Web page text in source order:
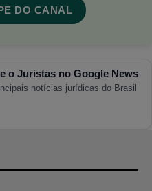
DO CANAL
o Juristas no Google News
notícias jurídicas do Brasil